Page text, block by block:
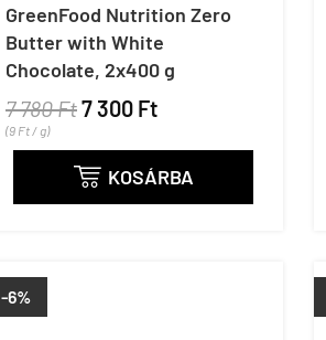
GreenFood Nutrition Zero
Butter with White
Chocolate, 2x400 g
7 780 Ft7 300 Ft
(9 Ft / g)
 KOSÁRBA
-6%